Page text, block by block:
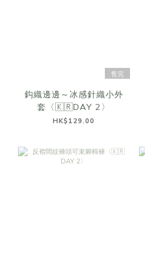
售完
鈎織邊邊～冰感針織小外
套〈🇰🇷DAY 2〉
HK$129.00